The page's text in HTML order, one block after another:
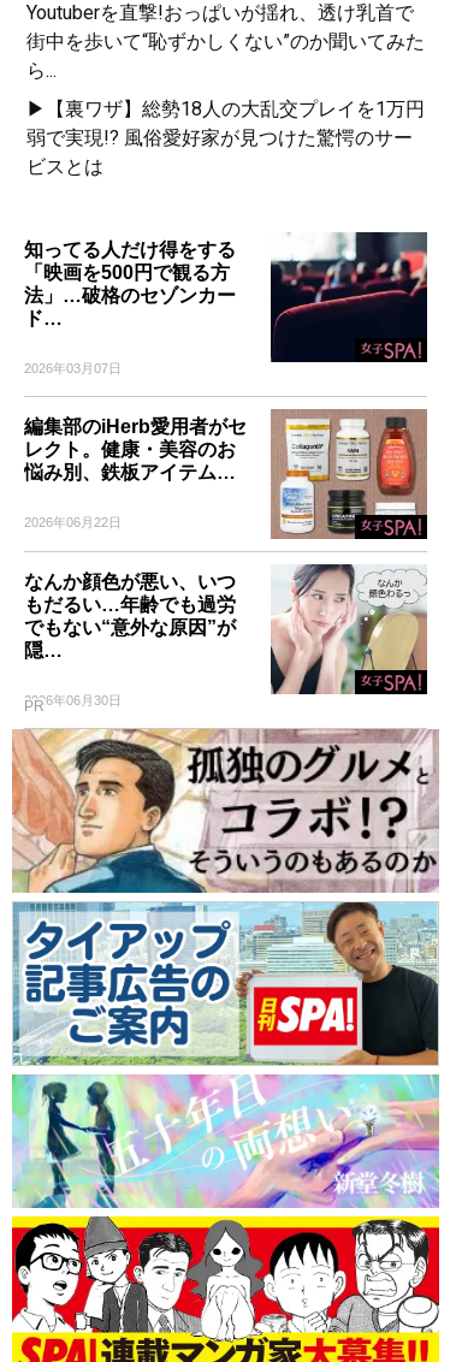
Youtuberを直撃!おっぱいが揺れ、透け乳首で
街中を歩いて“恥ずかしくない”のか聞いてみた
ら...
▶【裏ワザ】総勢18人の大乱交プレイを1万円
弱で実現!? 風俗愛好家が見つけた驚愕のサー
ビスとは
知ってる人だけ得をする
「映画を500円で観る方
法」…破格のセゾンカー
ド…
2026年03月07日
編集部のiHerb愛用者がセ
レクト。健康・美容のお
悩み別、鉄板アイテム…
2026年06月22日
なんか顔色が悪い、いつ
もだるい…年齢でも過労
でもない“意外な原因”が
隠…
2026年06月30日
PR